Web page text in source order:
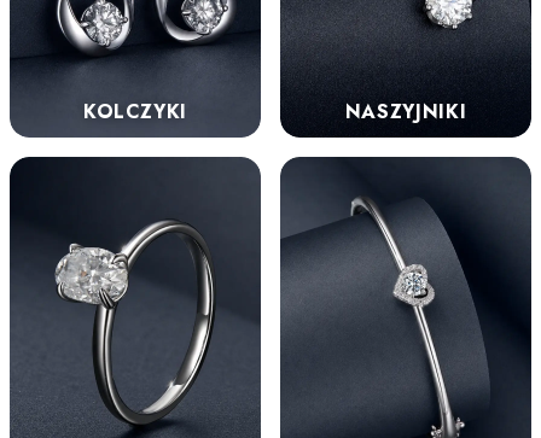
KOLCZYKI NASZYJNIKI